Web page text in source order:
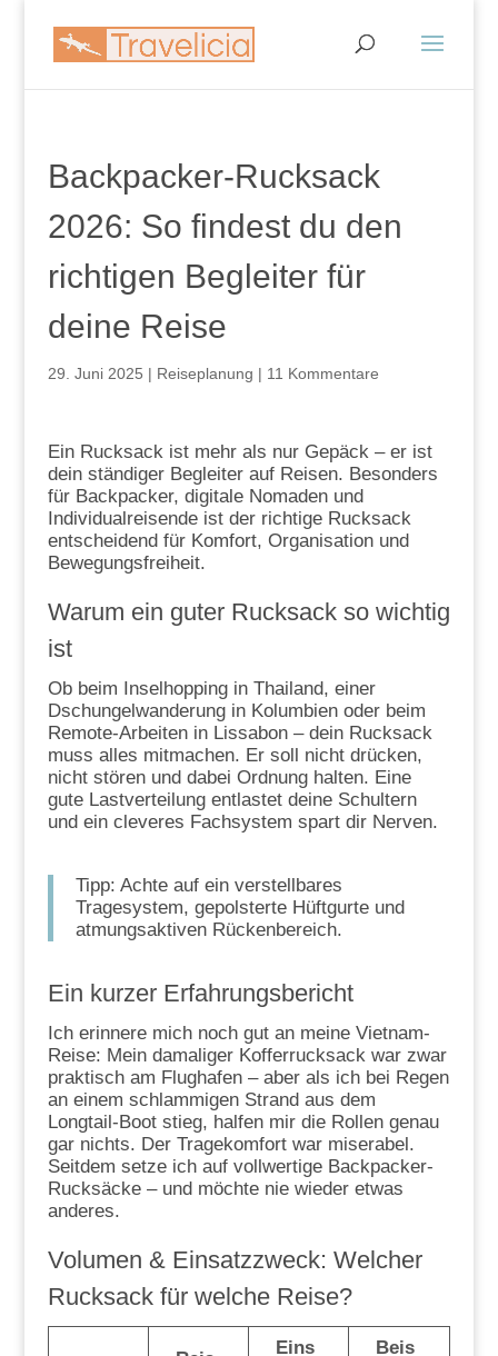
Backpacker-Rucksack
2026: So findest du den
richtigen Begleiter für
deine Reise
29. Juni 2025 | Reiseplanung | 11 Kommentare
Ein Rucksack ist mehr als nur Gepäck – er ist
dein ständiger Begleiter auf Reisen. Besonders
für Backpacker, digitale Nomaden und
Individualreisende ist der richtige Rucksack
entscheidend für Komfort, Organisation und
Bewegungsfreiheit.
Warum ein guter Rucksack so wichtig
ist
Ob beim Inselhopping in Thailand, einer
Dschungelwanderung in Kolumbien oder beim
Remote-Arbeiten in Lissabon – dein Rucksack
muss alles mitmachen. Er soll nicht drücken,
nicht stören und dabei Ordnung halten. Eine
gute Lastverteilung entlastet deine Schultern
und ein cleveres Fachsystem spart dir Nerven.
Tipp: Achte auf ein verstellbares
Tragesystem, gepolsterte Hüftgurte und
atmungsaktiven Rückenbereich.
Ein kurzer Erfahrungsbericht
Ich erinnere mich noch gut an meine Vietnam-
Reise: Mein damaliger Kofferrucksack war zwar
praktisch am Flughafen – aber als ich bei Regen
an einem schlammigen Strand aus dem
Longtail-Boot stieg, halfen mir die Rollen genau
gar nichts. Der Tragekomfort war miserabel.
Seitdem setze ich auf vollwertige Backpacker-
Rucksäcke – und möchte nie wieder etwas
anderes.
Volumen & Einsatzzweck: Welcher
Rucksack für welche Reise?
Eins
Beis